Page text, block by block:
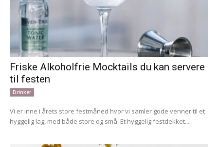
Friske Alkoholfrie Mocktails du kan servere
til festen
Drinker
Vi er inne i årets store festmåned hvor vi samler gode venner til et
hyggelig lag, med både store og små. Et hyggelig festdekket...